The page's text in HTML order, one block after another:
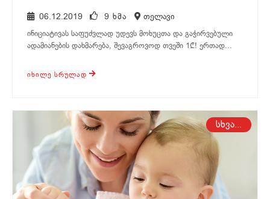
06.12.2019 9 ᲮᲛᲐ თელავი
ინიციატივას საფუძვლად უდევს მოხუცთა და გაჭირვებული
ადამიანების დახმარება, შევაგროვოდ თვეში 1₾! ერთად...
ᲘᲮᲘᲚᲔ ᲡᲠᲣᲚᲐᲓ
სხვა...